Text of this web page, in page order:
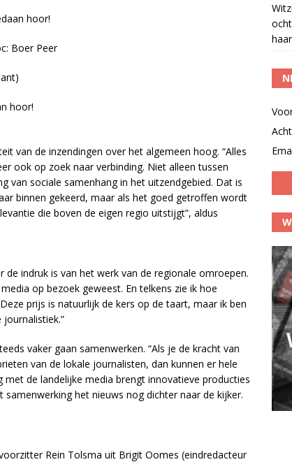
hoor!
Boer Peer
hoor!
van de inzendingen over het algemeen hoog. “Alles
ook op zoek naar verbinding. Niet alleen tussen
van sociale samenhang in het uitzendgebied. Dat is
binnen gekeerd, maar als het goed getroffen wordt
die boven de eigen regio uitstijgt”, aldus
indruk is van het werk van de regionale omroepen.
op bezoek geweest. En telkens zie ik hoe
prijs is natuurlijk de kers op de taart, maar ik ben
vaker gaan samenwerken. “Als je de kracht van
van de lokale journalisten, dan kunnen er hele
de landelijke media brengt innovatieve producties
het nieuws nog dichter naar de kijker.
Rein Tolsma uit Brigit Oomes (eindredacteur